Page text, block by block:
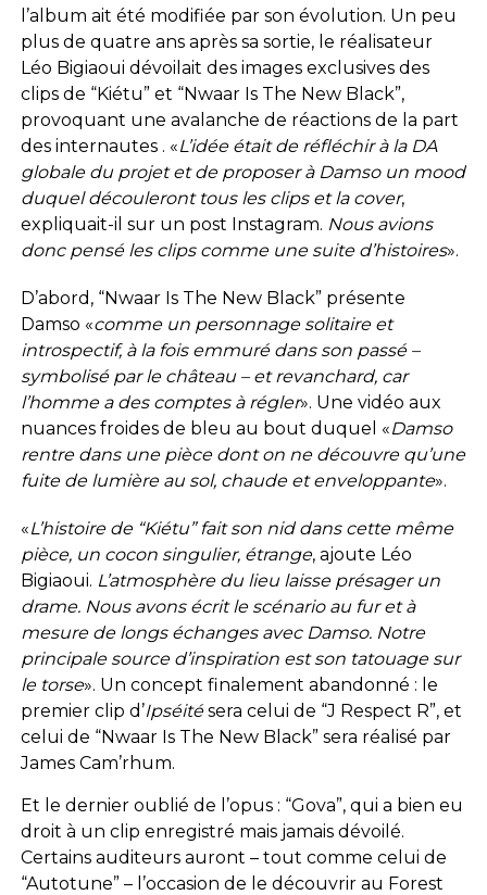
l’album ait été modifiée par son évolution. Un peu
plus de quatre ans après sa sortie, le réalisateur
Léo Bigiaoui dévoilait des images exclusives des
clips de “Kiétu” et “Nwaar Is The New Black”,
provoquant une avalanche de réactions de la part
des internautes . «L’idée était de réfléchir à la DA
globale du projet et de proposer à Damso un mood
duquel découleront tous les clips et la cover,
expliquait-il sur un post Instagram. Nous avions
donc pensé les clips comme une suite d’histoires».
D’abord, “Nwaar Is The New Black” présente
Damso «comme un personnage solitaire et
introspectif, à la fois emmuré dans son passé –
symbolisé par le château – et revanchard, car
l’homme a des comptes à régler». Une vidéo aux
nuances froides de bleu au bout duquel «Damso
rentre dans une pièce dont on ne découvre qu’une
fuite de lumière au sol, chaude et enveloppante».
«L’histoire de “Kiétu” fait son nid dans cette même
pièce, un cocon singulier, étrange, ajoute Léo
Bigiaoui. L’atmosphère du lieu laisse présager un
drame. Nous avons écrit le scénario au fur et à
mesure de longs échanges avec Damso. Notre
principalesource d’inspiration est son tatouage sur
le torse». Un concept finalement abandonné : le
premier clip d’Ipséitésera celui de “J Respect R”, et
celui de “Nwaar Is The New Black” sera réalisé par
James Cam’rhum.
Et le dernier oublié de l’opus : “Gova”, qui a bien eu
droit à un clip enregistré mais jamais dévoilé.
Certains auditeurs auront – tout comme celui de
“Autotune” – l’occasion de le découvrir au Forest